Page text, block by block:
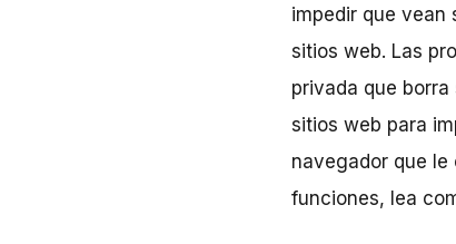
impedir que vean
sitios web. Las
privada que
sitios web para
navegador que
funciones, lea